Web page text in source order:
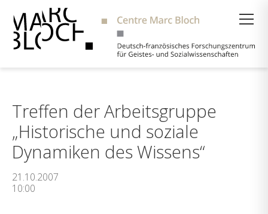
Treffen der Arbeitsgruppe
„Historische und soziale
Dynamiken des Wissens“
21.10.2007
10:00